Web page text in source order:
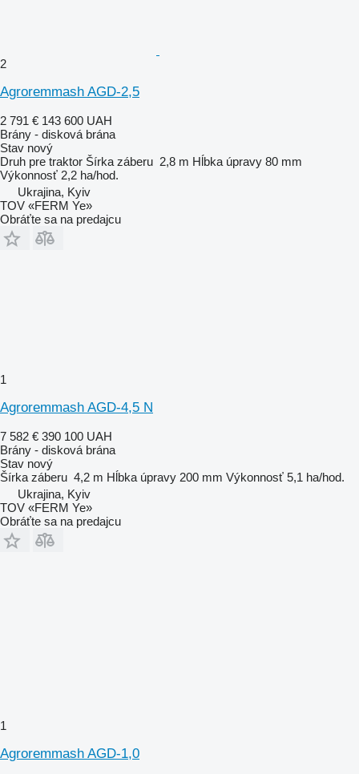
2
Agroremmash AGD-2,5
2 791 € 143 600 UAH
Brány - disková brána
Stav nový
Druh pre traktor Šírka záberu 2,8 m Hĺbka úpravy 80 mm
Výkonnosť 2,2 ha/hod.
Ukrajina, Kyiv
TOV «FERM Ye»
Obráťte sa na predajcu
1
Agroremmash AGD-4,5 N
7 582 € 390 100 UAH
Brány - disková brána
Stav nový
Šírka záberu 4,2 m Hĺbka úpravy 200 mm Výkonnosť 5,1 ha/hod.
Ukrajina, Kyiv
TOV «FERM Ye»
Obráťte sa na predajcu
1
Agroremmash AGD-1,0